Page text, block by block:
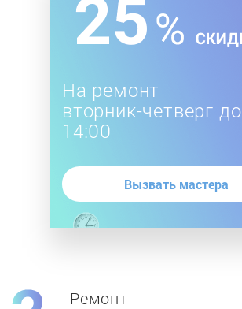
На ремонт
вторник-четверг до
14:00
Вызвать мастера
Ремонт